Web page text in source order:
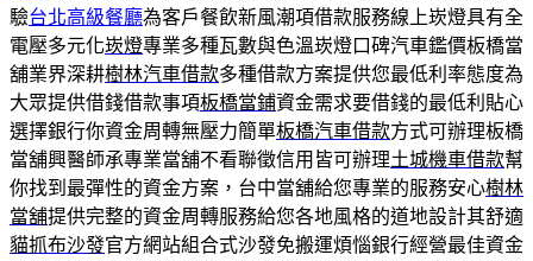
驗台北高級餐廳為客戶餐飲新風潮項借款服務線上崁燈具有全
電壓多元化崁燈專業多種瓦數與色溫崁燈口碑汽車鑑價板橋當
舖業界深耕樹林汽車借款多種借款方案提供您最低利率態度為
大眾提供借錢借款事項板橋當鋪資金需求要借錢的最低利貼心
選擇銀行你資金周轉無壓力簡單板橋汽車借款方式可辦理板橋
當舖興醫師承專業當舖不看聯徵信用皆可辦理土城機車借款幫
你找到最彈性的資金方案，台中當舖給您專業的服務安心樹林
當舖提供完整的資金周轉服務給您各地風格的道地設計其舒適
貓抓布沙發官方網站組合式沙發免搬運煩惱銀行經營最佳資金